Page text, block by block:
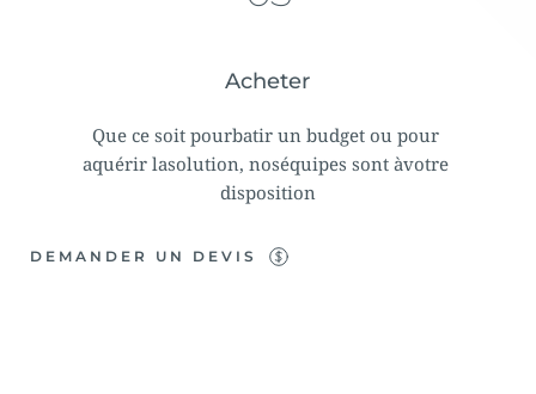
Acheter
Que ce soit pourbatir un budget ou pour
aquérir lasolution, noséquipes sont àvotre
disposition
DEMANDER UN DEVIS